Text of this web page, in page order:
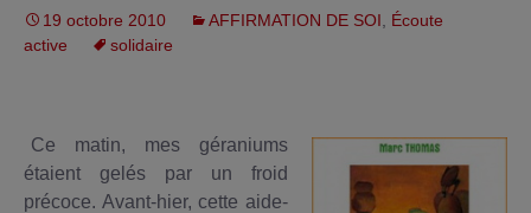
19 octobre 2010 AFFIRMATION DE SOI
Écoute
active
solidaire
Ce matin, mes géraniums
étaient gelés par un froid
précoce. Avant-hier, cette aide-